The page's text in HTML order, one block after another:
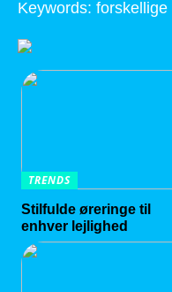
Keywords:
TRENDS
Stilfulde øreringe til
enhver lejlighed